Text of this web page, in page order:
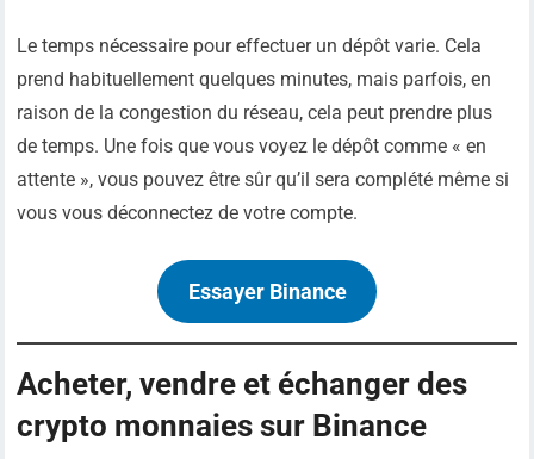
Le temps nécessaire pour effectuer un dépôt varie. Cela
prend habituellement quelques minutes, mais parfois, en
raison de la congestion du réseau, cela peut prendre plus
de temps. Une fois que vous voyez le dépôt comme « en
attente », vous pouvez être sûr qu’il sera complété même si
vous vous déconnectez de votre compte.
Essayer Binance
Acheter, vendre et échanger des
crypto monnaies sur Binance